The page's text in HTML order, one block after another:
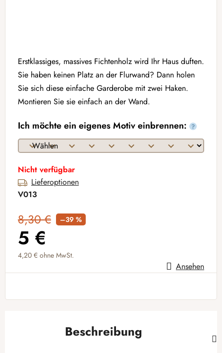
Erstklassiges, massives Fichtenholz wird Ihr Haus duften.
Sie haben keinen Platz an der Flurwand? Dann holen
Sie sich diese einfache Garderobe mit zwei Haken.
Montieren Sie sie einfach an der Wand.
Ich möchte ein eigenes Motiv einbrennen: ?
Nicht verfügbar
Lieferoptionen
V013
8,30 € –39 %
5 €
4,20 € ohne MwSt.
Verkaufspreis: Ansehen
Beschreibung